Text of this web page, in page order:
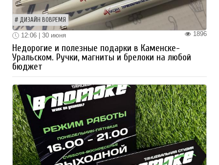
ДИЗАЙН ВОВРЕМЯ
1896
12:06 | 30 июня
Недорогие и полезные подарки в Каменске-
Уральском. Ручки, магниты и брелоки на любой
бюджет